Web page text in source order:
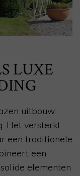
LUXE
uitbouw.
Het versterkt
een traditionele
een
elementen